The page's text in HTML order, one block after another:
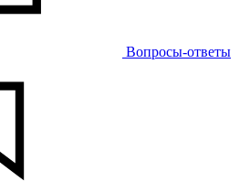
Вопросы-ответы